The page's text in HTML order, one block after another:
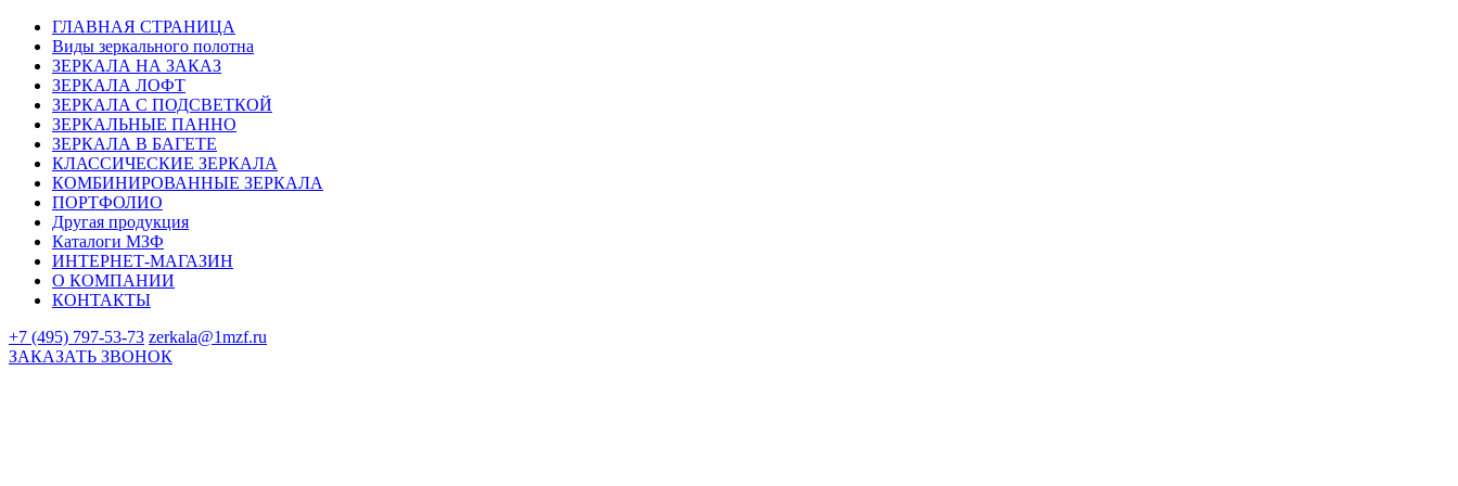
ГЛАВНАЯ СТРАНИЦА
Виды зеркального полотна
ЗЕРКАЛА НА ЗАКАЗ
ЗЕРКАЛА ЛОФТ
ЗЕРКАЛА С ПОДСВЕТКОЙ
ЗЕРКАЛЬНЫЕ ПАННО
ЗЕРКАЛА В БАГЕТЕ
КЛАССИЧЕСКИЕ ЗЕРКАЛА
КОМБИНИРОВАННЫЕ ЗЕРКАЛА
ПОРТФОЛИО
Другая продукция
Каталоги МЗФ
ИНТЕРНЕТ-МАГАЗИН
О КОМПАНИИ
КОНТАКТЫ
+7 (495) 797-53-73 zerkala@1mzf.ru
ЗАКАЗАТЬ ЗВОНОК